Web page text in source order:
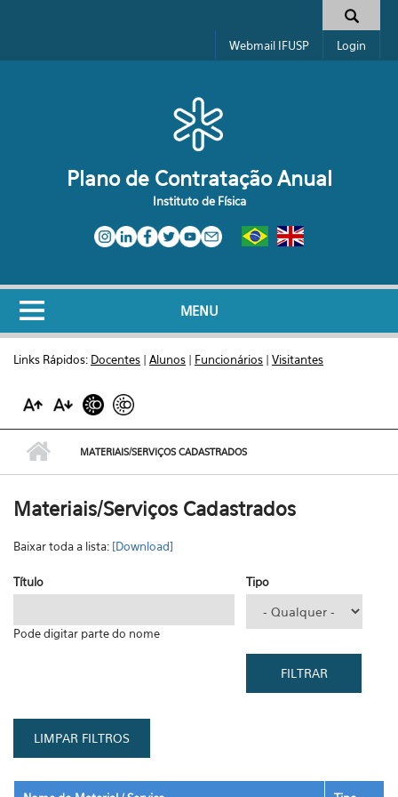
Formulário de busca
Webmail IFUSP Login
Plano de Contratação Anual
Instituto de Física
MENU
Links Rápidos: Docentes | Alunos | Funcionários | Visitantes
MATERIAIS/SERVIÇOS CADASTRADOS
Materiais/Serviços Cadastrados
Baixar toda a lista: [Download]
Título
Pode digitar parte do nome
Tipo